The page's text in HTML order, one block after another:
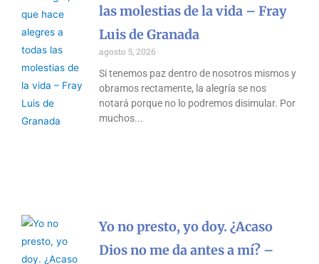
las molestias de la vida – Fray
Luis de Granada
agosto 5, 2026
Si tenemos paz dentro de nosotros mismos y
obramos rectamente, la alegría se nos
notará porque no lo podremos disimular. Por
muchos
Yo no presto, yo doy. ¿Acaso
Dios no me da antes a mí? –